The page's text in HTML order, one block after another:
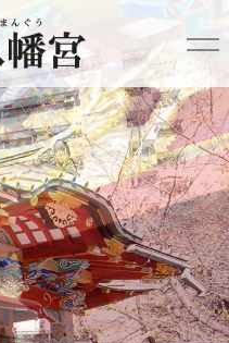
金王八幡宮について
ご利益
結婚式
祈祷お申込み
セス